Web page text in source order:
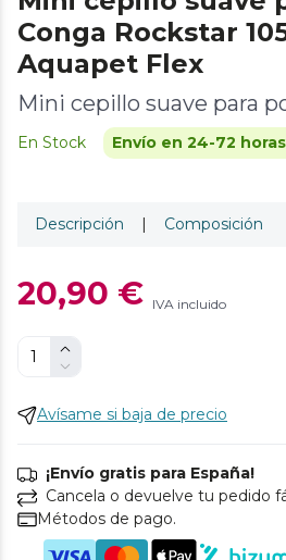
Conga Rockstar
Aquapet Flex
Mini cepillo suave para
En Stock Envío en 24-72
Descripción | Composición
20,90 € IVA incluido
Avísame si baja de precio
¡Envío gratis para España!
Cancela o devuelve tu pedido
Métodos de pago.